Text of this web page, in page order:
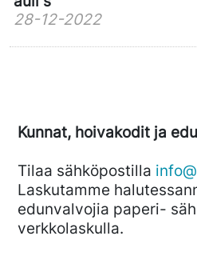
28-12-2022
Kunnat, hoivakodit ja
Tilaa sähköpostilla
Laskutamme
edunvalvojia paperi-
verkkolaskulla.